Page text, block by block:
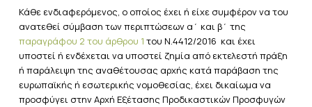
Κάθε ενδιαφερόμενος, ο οποίος έχει ή είχε συμφέρον να του
ανατεθεί σύμβαση των περιπτώσεων α΄ και β΄ της
παραγράφου 2 του άρθρου 1 του Ν.4412/2016 και έχει
υποστεί ή ενδέχεται να υποστεί ζημία από εκτελεστή πράξη
ή παράλειψη της αναθέτουσας αρχής κατά παράβαση της
ευρωπαϊκής ή εσωτερικής νομοθεσίας, έχει δικαίωμα να
προσφύγει στην Αρχή Εξέτασης Προδικαστικών Προσφυγών